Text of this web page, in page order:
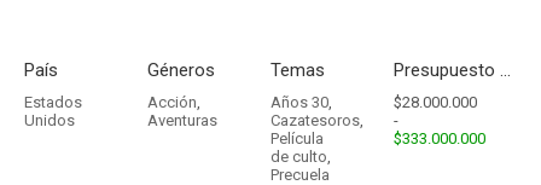
País
Estados
Unidos
Géneros
Acción,
Aventuras
Temas
Años 30,
Cazatesoros,
Película
de culto,
Precuela
Presupuesto - Ingresos
$28.000.000
-
$333.000.000